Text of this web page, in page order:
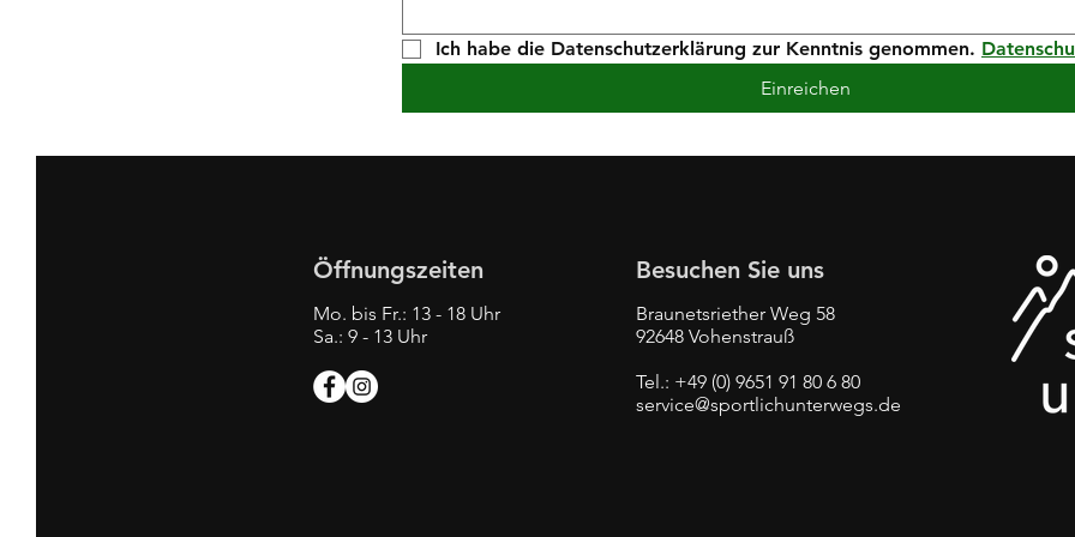
Ich habe die Datenschutzerklärung zur Kenntnis genommen.
Einreichen
Öffnungszeiten
Mo. bis Fr.: 13 - 18 Uhr
Sa.: 9 - 13 Uhr
Besuchen Sie uns
Braunetsriether Weg 58
92648 Vohenstrauß
Tel.: +49 (0) 9651 91 80 6 80
service@sportlichunterwegs.de